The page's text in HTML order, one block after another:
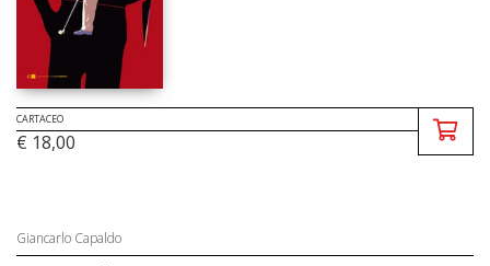
CARTACEO
€ 18,00
Giancarlo Capaldo